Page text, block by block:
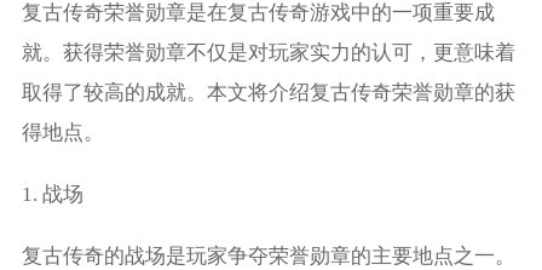
复古传奇荣誉勋章是在复古传奇游戏中的一项重要成
就。获得荣誉勋章不仅是对玩家实力的认可，更意味着
取得了较高的成就。本文将介绍复古传奇荣誉勋章的获
得地点。
1. 战场
复古传奇的战场是玩家争夺荣誉勋章的主要地点之一。